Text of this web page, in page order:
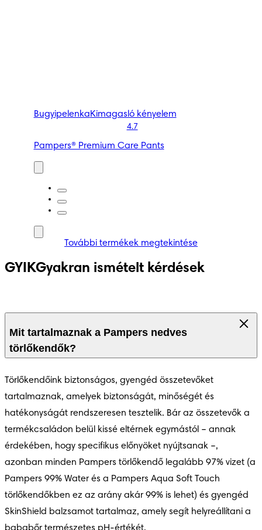
BugyipelenkaKimagasló kényelem
4.7
Pampers® Premium Care Pants
További termékek megtekintése
GYIKGyakran ismételt kérdések
Mit tartalmaznak a Pampers nedves
törlőkendők?
Törlőkendőink biztonságos, gyengéd összetevőket
tartalmaznak, amelyek biztonságát, minőségét és
hatékonyságát rendszeresen tesztelik. Bár az összetevők a
termékcsaládon belül kissé eltérnek egymástól – annak
érdekében, hogy specifikus előnyöket nyújtsanak –,
azonban minden Pampers törlőkendő legalább 97% vizet (a
Pampers 99% Water és a Pampers Aqua Soft Touch
törlőkendőkben ez az arány akár 99% is lehet) és gyengéd
SkinShield balzsamot tartalmaz, amely segít helyreállítani a